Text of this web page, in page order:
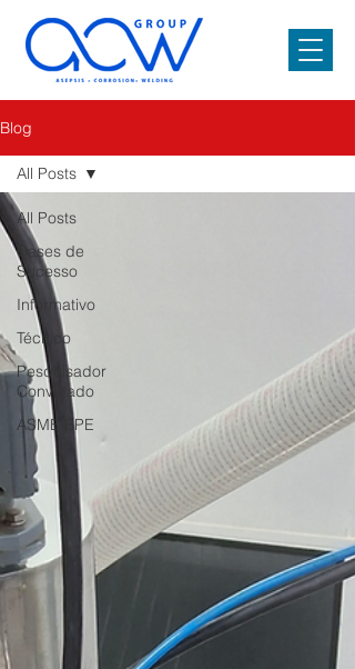
Blog
All Posts
Cases de
Sucesso
Informativo
Técnico
Pesquisador
Convidado
ASME BPE
All Posts